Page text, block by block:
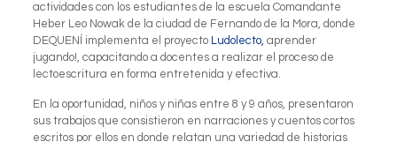
actividades con los estudiantes de la escuela Comandante
Heber Leo Nowak de la ciudad de Fernando de la Mora, donde
DEQUENÍ implementa el proyecto Ludolecto, aprender
jugando!, capacitando a docentes a realizar el proceso de
lectoescritura en forma entretenida y efectiva.
En la oportunidad, niños y niñas entre 8 y 9 años, presentaron
sus trabajos que consistieron en narraciones y cuentos cortos
escritos por ellos en donde relatan una variedad de historias